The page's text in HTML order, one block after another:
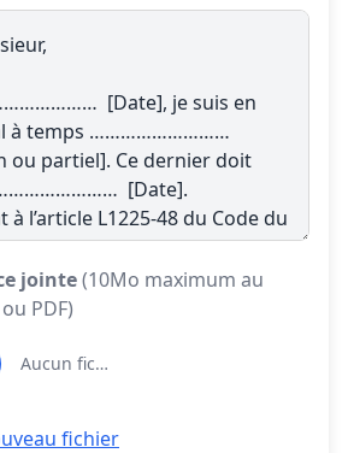
jointe(10Mo maximum au
PDF)
Aucun fichier sélectionné
fichier